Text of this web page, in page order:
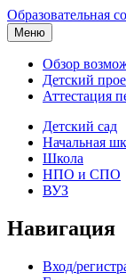
Образовательная
Меню
Обзор
Детский
Аттестация
Детский сад
Начальная
Школа
НПО и СПО
ВУЗ
Навигация
Вход/